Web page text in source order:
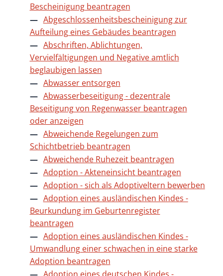
Bescheinigung beantragen
Abgeschlossenheitsbescheinigung zur
Aufteilung eines Gebäudes beantragen
Abschriften, Ablichtungen,
Vervielfältigungen und Negative amtlich
beglaubigen lassen
Abwasser entsorgen
Abwasserbeseitigung - dezentrale
Beseitigung von Regenwasser beantragen
oder anzeigen
Abweichende Regelungen zum
Schichtbetrieb beantragen
Abweichende Ruhezeit beantragen
Adoption - Akteneinsicht beantragen
Adoption - sich als Adoptiveltern bewerben
Adoption eines ausländischen Kindes -
Beurkundung im Geburtenregister
beantragen
Adoption eines ausländischen Kindes -
Umwandlung einer schwachen in eine starke
Adoption beantragen